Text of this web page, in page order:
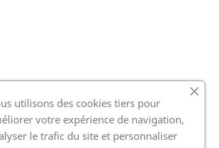
utilisons des cookies tiers pour
votre expérience de navigation,
le trafic du site et personnaliser